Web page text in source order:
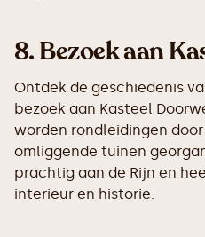
8.Bezoek aan
Ontdek de geschiedenis
bezoek aan Kasteel
worden rondleidingen
omliggende tuinen
prachtig aan de Rijn en
interieur en historie.